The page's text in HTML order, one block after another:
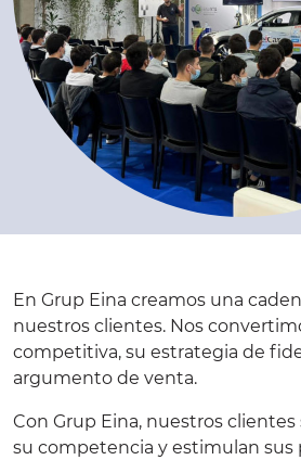
En Grup Eina creamos una
nuestros clientes. Nos
competitiva, su estrategia de
argumento de venta.
Con Grup Eina, nuestros
su competencia y estimulan sus